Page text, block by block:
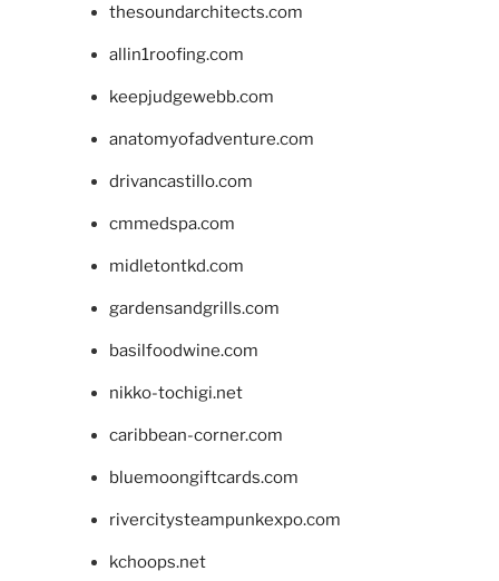
thesoundarchitects.com
allin1roofing.com
keepjudgewebb.com
anatomyofadventure.com
drivancastillo.com
cmmedspa.com
midletontkd.com
gardensandgrills.com
basilfoodwine.com
nikko-tochigi.net
caribbean-corner.com
bluemoongiftcards.com
rivercitysteampunkexpo.com
kchoops.net